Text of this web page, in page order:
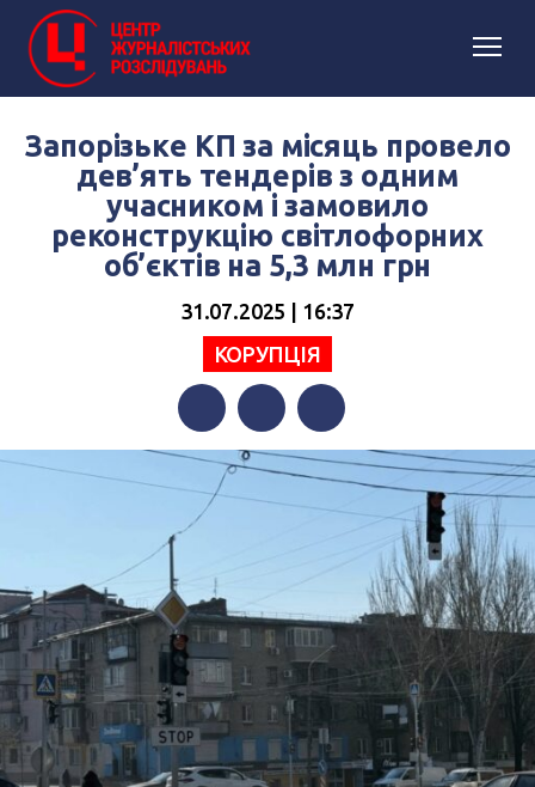
Запорізьке КП за місяць провело
дев’ять тендерів з одним
учасником і замовило
реконструкцію світлофорних
об’єктів на 5,3 млн грн
31.07.2025 | 16:37
КОРУПЦІЯ
FacebookTwitterTelegram